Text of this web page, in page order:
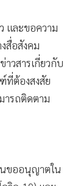
และขอความ
สื่อสังคม
วสารเกี่ยวกับ
ต้องสงสัย
ารถติดตาม
ขออนุญาตใน